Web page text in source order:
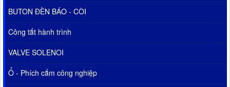
BUTON ĐÈN BÁO - CÒI
Công tắt hành trình
VALVE SOLENOI
Ổ - Phích cắm công nghiệp